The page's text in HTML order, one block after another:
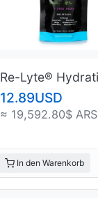
12.89USD
≈ 19,592.80$ ARS
In den Warenkorb